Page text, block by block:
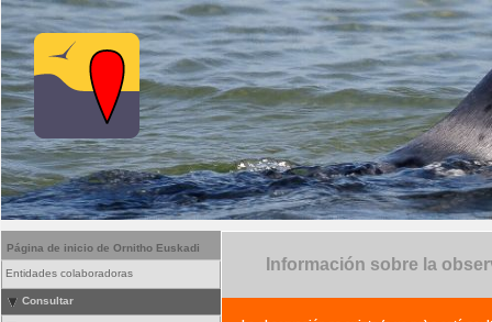
Página de inicio de Ornitho Euskadi
Entidades colaboradoras
Consultar
Información sobre la